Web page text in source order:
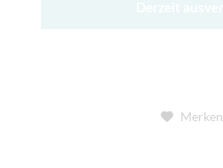
Merken